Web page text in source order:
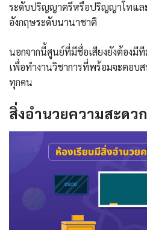
ระดับปริญญาตรีหรือปริญญาโทแล
อังกฤษระดับนานาชาติ
นอกจากนี้ศูนย์ที่มีชื่อเสียงยังต้องมี
เพื่อทำงานวิชาการที่พร้อมจะตอบ
ทุกคน
สิ่งอำนวยความสะดวก